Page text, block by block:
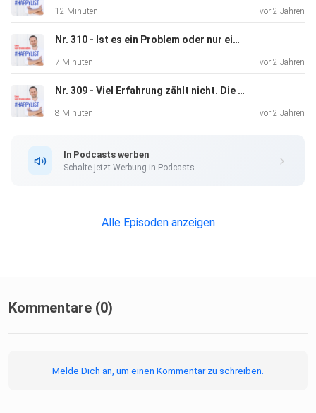
Lebensbereichen.
12 Minuten vor 2 Jahren
Nr. 310 - Ist es ein Problem oder nur ein Telefonat? So löst du Probleme [2022]
7 Minuten vor 2 Jahren
Nr. 309 - Viel Erfahrung zählt nicht. Die richtige muss es sein! [2022]
8 Minuten vor 2 Jahren
In Podcasts werben
Schalte jetzt Werbung in Podcasts.
Alle Episoden anzeigen
Kommentare (0)
Melde Dich an, um einen Kommentar zu schreiben.